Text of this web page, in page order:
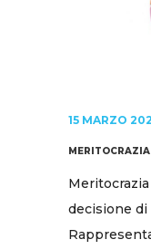
15 MARZO
decisione di